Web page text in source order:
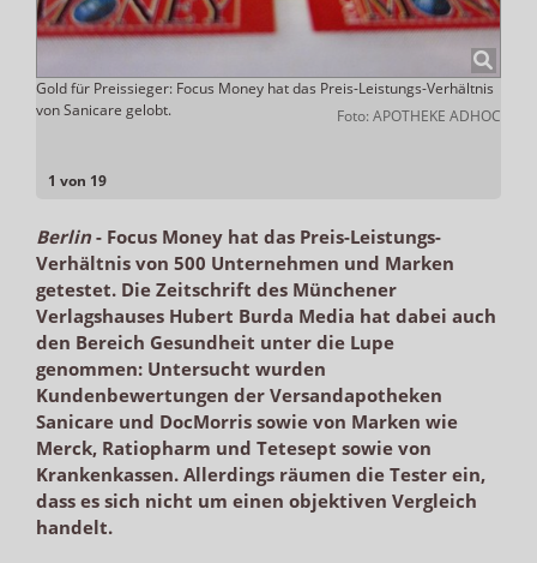
1 von 19
Gold für Preissieger: Focus Money hat das Preis-Leistungs-Verhältnis
von Sanicare gelobt.
Foto: APOTHEKE ADHOC
Berlin- Focus Money hat das Preis-Leistungs-
Verhältnis von 500 Unternehmen und Marken
getestet. Die Zeitschrift des Münchener
Verlagshauses Hubert Burda Media hat dabei auch
den Bereich Gesundheit unter die Lupe
genommen: Untersucht wurden
Kundenbewertungen der Versandapotheken
Sanicare und DocMorris sowie von Marken wie
Merck, Ratiopharm und Tetesept sowie von
Krankenkassen. Allerdings räumen die Tester ein,
dass es sich nicht um einen objektiven Vergleich
handelt.